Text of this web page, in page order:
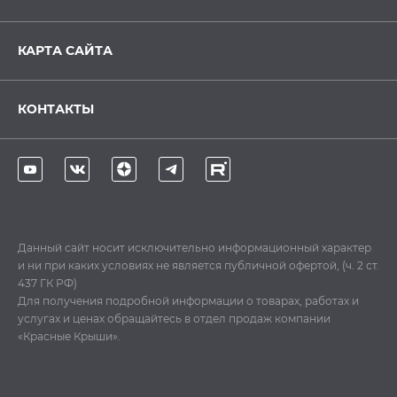
КАРТА САЙТА
КОНТАКТЫ
Данный сайт носит исключительно информационный характер
и ни при каких условиях не является публичной офертой, (ч. 2 ст.
437 ГК РФ)
Для получения подробной информации о товарах, работах и
услугах и ценах обращайтесь в отдел продаж компании
«Красные Крыши».